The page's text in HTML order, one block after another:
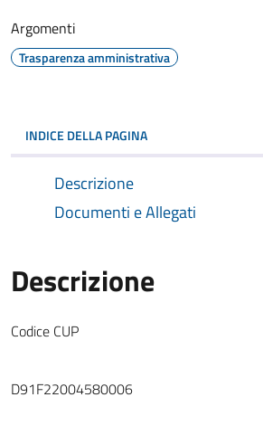
Argomenti
Trasparenza amministrativa
INDICE DELLA PAGINA
Descrizione
Documenti e Allegati
Descrizione
Codice CUP
D91F22004580006